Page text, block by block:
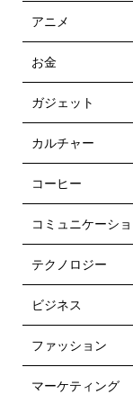
アニメ
お金
ガジェット
カルチャー
コーヒー
コミュニケーシ
テクノロジー
ビジネス
ファッション
マーケティング